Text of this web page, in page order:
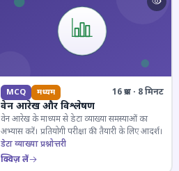
MCQ मध्यम 16 प्रश्न · 8 मिनट
वेन आरेख और विश्लेषण
वेन आरेख के माध्यम से डेटा व्याख्या समस्याओं का
अभ्यास करें। प्रतियोगी परीक्षा की तैयारी के लिए आदर्श।
डेटा व्याख्या प्रश्नोत्तरी
क्विज़ लें